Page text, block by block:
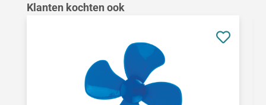
Productgalerij overslaan
Klanten kochten ook